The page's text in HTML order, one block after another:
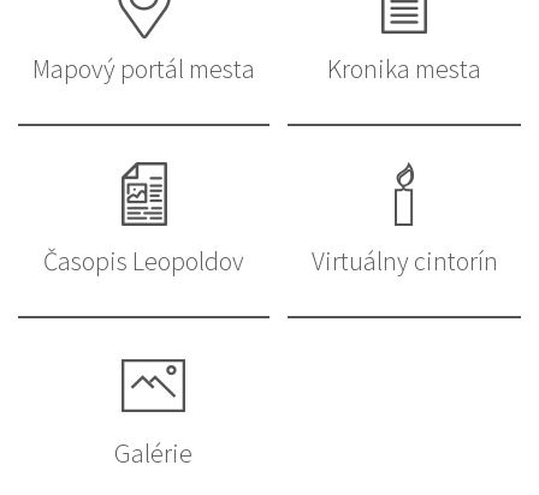
Mapový portál mesta Kronika mesta
Časopis Leopoldov Virtuálny cintorín
Galérie